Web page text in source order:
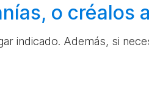
o créalos
indicado. Además, si